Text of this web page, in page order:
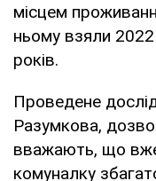
місцем
ньому взяли
років.
Проведене
Разумкова,
вважають, що вже
комуналку